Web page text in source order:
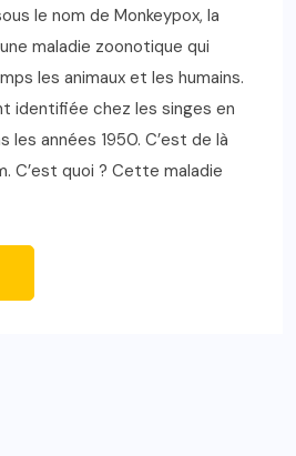
le nom de Monkeypox, la
maladie zoonotique qui
les animaux et les humains.
identifiée chez les singes en
les années 1950. C’est de là
C’est quoi ? Cette maladie